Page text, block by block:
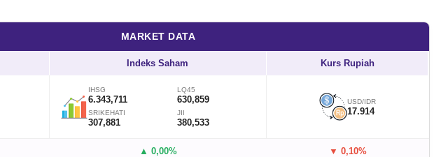
MARKET DATA
Indeks Saham Kurs Rupiah
IHSG
6.343,711
LQ45
630,859
SRIKEHATI
307,881
JII
380,533
USD/IDR
17.914
▲ 0,00% ▼ 0,10%